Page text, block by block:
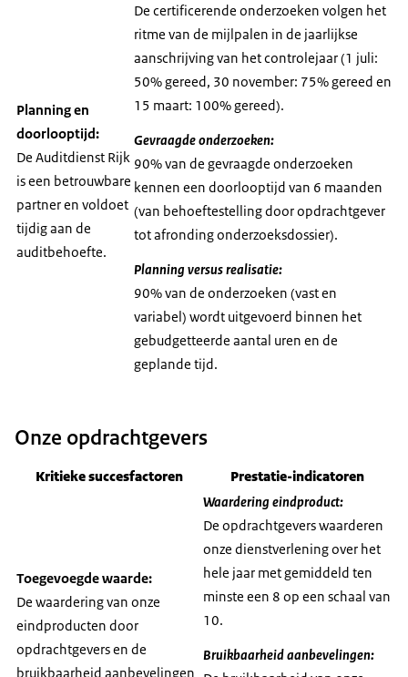
Planning en
doorlooptijd:
De Auditdienst Rijk
is een betrouwbare
partner en voldoet
tijdig aan de
auditbehoefte.
De certificerende onderzoeken volgen het
ritme van de mijlpalen in de jaarlijkse
aanschrijving van het controlejaar (1 juli:
50% gereed, 30 november: 75% gereed en
15 maart: 100% gereed).
Gevraagde onderzoeken:
90% van de gevraagde onderzoeken
kennen een doorlooptijd van 6 maanden
(van behoeftestelling door opdrachtgever
tot afronding onderzoeksdossier).
Planning versus realisatie:
90% van de onderzoeken (vast en
variabel) wordt uitgevoerd binnen het
gebudgetteerde aantal uren en de
geplande tijd.
Onze opdrachtgevers
Kritieke succesfactoren Prestatie-indicatoren
Toegevoegde waarde:
De waardering van onze
eindproducten door
opdrachtgevers en de
bruikbaarheid aanbevelingen
Waardering eindproduct:
De opdrachtgevers waarderen
onze dienstverlening over het
hele jaar met gemiddeld ten
minste een 8 op een schaal van
10.
Bruikbaarheid aanbevelingen: